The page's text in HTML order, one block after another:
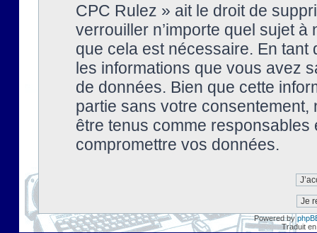
CPC Rulez » ait le droit de
verrouiller n’importe quel sujet à
que cela est nécessaire. En tant
les informations que vous avez
de données. Bien que cette
partie sans votre
être tenus comme
compromettre vos données.
Powered by
Traduit